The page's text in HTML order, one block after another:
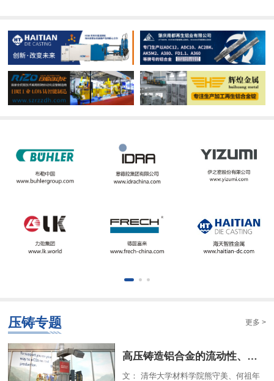
压铸专题 更多 >
​高压铸造铝合金的流动性、组织特征及解析模型（一）
文： 清华大学材料学院熊守美、何祖年